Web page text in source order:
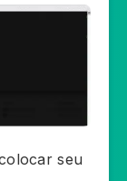
seu